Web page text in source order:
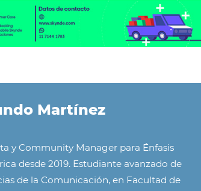
Martínez
y Community Manager para Énfasis
desde 2019. Estudiante avanzado de
de la Comunicación, en Facultad de